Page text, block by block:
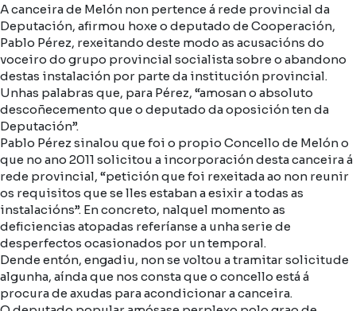
A canceira de Melón non pertence á rede provincial da
Deputación, afirmou hoxe o deputado de Cooperación,
Pablo Pérez, rexeitando deste modo as acusacións do
voceiro do grupo provincial socialista sobre o abandono
destas instalación por parte da institución provincial.
Unhas palabras que, para Pérez, “amosan o absoluto
descoñecemento que o deputado da oposición ten da
Deputación”.
Pablo Pérez sinalou que foi o propio Concello de Melón o
que no ano 2011 solicitou a incorporación desta canceira á
rede provincial, “petición que foi rexeitada ao non reunir
os requisitos que se lles estaban a esixir a todas as
instalacións”. En concreto, nalquel momento as
deficiencias atopadas referíanse a unha serie de
desperfectos ocasionados por un temporal.
Dende entón, engadiu, non se voltou a tramitar solicitude
algunha, aínda que nos consta que o concello está á
procura de axudas para acondicionar a canceira.